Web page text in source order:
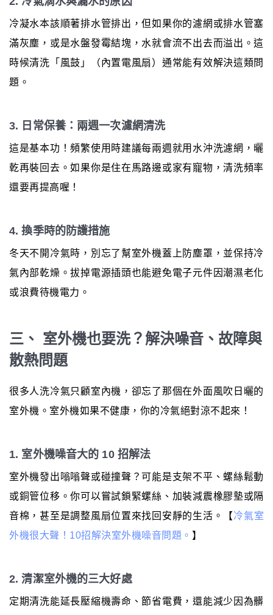
冷凝水本該順著排水管排出，但如果你的濾網或排水管塞
滿灰塵，或是水盤發霉結塊，水就會流不出去而溢出。這
時候清洗「風鼓」（內置電風扇）通常能有效解決這類問
題。
3. 日常保養：兩週一次濾網清洗
這是基本功！頻繁使用時建議每兩週就用水沖洗濾網，曬
乾再裝回去。如果你是住在馬路邊或家有寵物，清洗頻率
還要再提高喔！
4. 換季時的防護措施
冬天不開冷氣時，別忘了幫室外機蓋上防塵罩，並保持冷
氣內部乾燥。拔掉電源插頭也能避免電子元件因潮濕老化
或浪費待機電力。
三、 室外機也要洗？解決噪音、故障與
散熱問題
很多人洗冷氣只顧室內機，卻忘了那個在外面風吹日曬的
室外機。室外機如果不健康，你的冷氣絕對涼不起來！
1. 室外機噪音大的 10 招解法
室外機發出嗡嗡聲或碰撞聲？可能是支架不平、螺絲鬆動
或銅管位移。你可以嘗試鎖緊螺絲、加裝減震橡膠墊或隔
音棉，甚至是調整風扇位置來找回安靜的生活。【冷氣室
外機很大聲！10招解決室外機噪音問題。 】
2. 清潔室外機的三大好處
定期清洗能延長壓縮機壽命、節省電費，還能減少因為髒